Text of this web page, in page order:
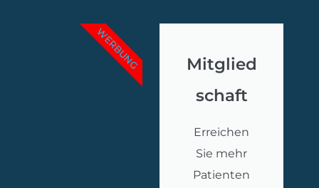
Mitglied
schaft
Erreichen
Sie mehr
Patienten
WERBUNG
Medizinische Behandlungen